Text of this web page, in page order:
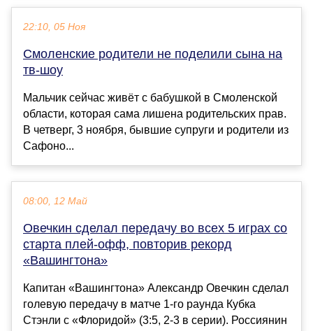
22:10, 05 Ноя
Смоленские родители не поделили сына на
тв-шоу
Мальчик сейчас живёт с бабушкой в Смоленской
области, которая сама лишена родительских прав.
В четверг, 3 ноября, бывшие супруги и родители из
Сафоно...
08:00, 12 Май
Овечкин сделал передачу во всех 5 играх со
старта плей-офф, повторив рекорд
«Вашингтона»
Капитан «Вашингтона» Александр Овечкин сделал
голевую передачу в матче 1-го раунда Кубка
Стэнли с «Флоридой» (3:5, 2-3 в серии). Россиянин